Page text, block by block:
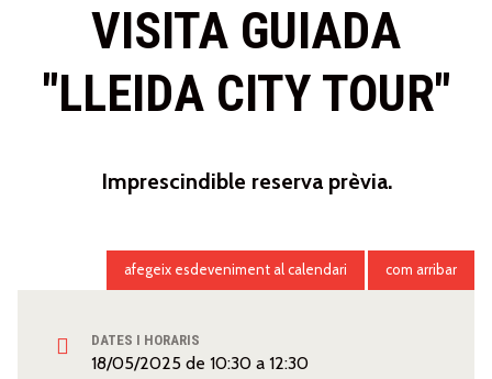
VISITA GUIADA
"LLEIDA CITY TOUR"
Imprescindible reserva prèvia.
DATES I HORARIS
18/05/2025 de 10:30 a 12:30
afegeix esdeveniment al calendari com arribar